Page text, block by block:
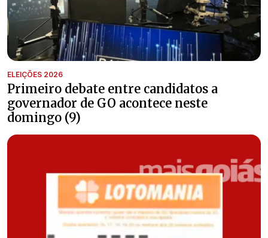
ELEIÇÕES 2026
Primeiro debate entre candidatos a
governador de GO acontece neste
domingo (9)